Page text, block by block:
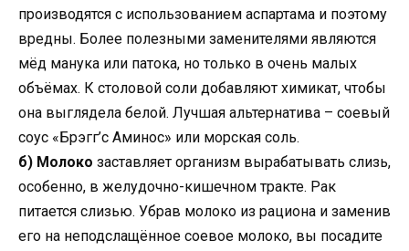
производятся с использованием аспартама и поэтому
вредны. Более полезными заменителями являются
мёд манука или патока, но только в очень малых
объёмах. К столовой соли добавляют химикат, чтобы
она выглядела белой. Лучшая альтернатива – соевый
соус «Брэгг’с Аминос» или морская соль.
б) Молоко заставляет организм вырабатывать слизь,
особенно, в желудочно-кишечном тракте. Рак
питается слизью. Убрав молоко из рациона и заменив
его на неподслащённое соевое молоко, вы посадите